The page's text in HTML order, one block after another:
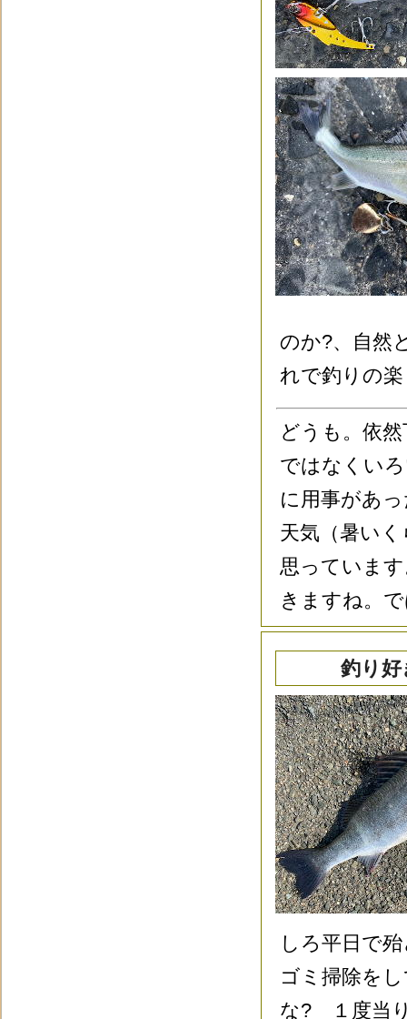
のか?、自然
れで釣りの
どうも。依
ではなくい
に用事があ
天気（暑い
思っていま
きますね。
釣り好
しろ平日で
ゴミ掃除を
な? １度当